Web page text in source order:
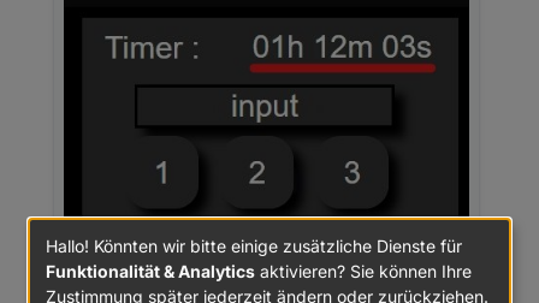
Hallo! Könnten wir bitte einige zusätzliche Dienste für
Funktionalität & Analytics aktivieren? Sie können Ihre
Zustimmung später jederzeit ändern oder zurückziehen.